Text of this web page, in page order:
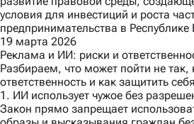
условия для инвестиций и роста
предпринимательства в Республике
19 марта 2026
Реклама и ИИ: риски и
Разбираем, что может пойти не так,
ответственность и как защитить
1. ИИ использует чужое без
Закон прямо запрещает